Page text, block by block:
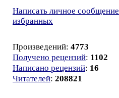
Написать личное сообщение
избранных
Произведений: 4773
Получено рецензий: 1102
Написано рецензий: 16
Читателей: 208821